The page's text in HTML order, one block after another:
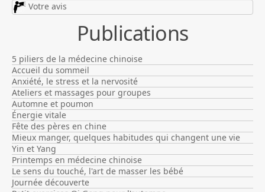
Votre avis
Publications
5 piliers de la médecine chinoise
Accueil du sommeil
Anxiété, le stress et la nervosité
Ateliers et massages pour groupes
Automne et poumon
Énergie vitale
Fête des pères en chine
Mieux manger, quelques habitudes qui changent une vie
Yin et Yang
Printemps en médecine chinoise
Le sens du touché, l'art de masser les bébé
Journée découverte